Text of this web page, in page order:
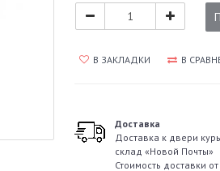
В ЗАКЛАДКИ В
Доставка
Доставка к двери
склад «Новой Почты»
Стоимость доставки